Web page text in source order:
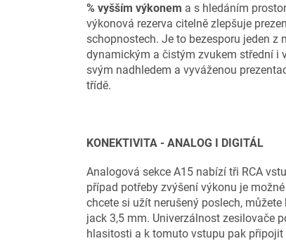
% vyšším výkonem a s hledáním
výkonová rezerva citelně zlepšuje
schopnostech. Je to bezesporu jeden z
dynamickým a čistým zvukem střední i
svým nadhledem a vyváženou
třídě.
KONEKTIVITA - ANALOG I DIGITÁL
Analogová sekce A15 nabízí tři RCA
případ potřeby zvýšení výkonu je
chcete si užít nerušený poslech,
jack 3,5 mm. Univerzálnost zesilovače
hlasitosti a k tomuto vstupu pak připojit